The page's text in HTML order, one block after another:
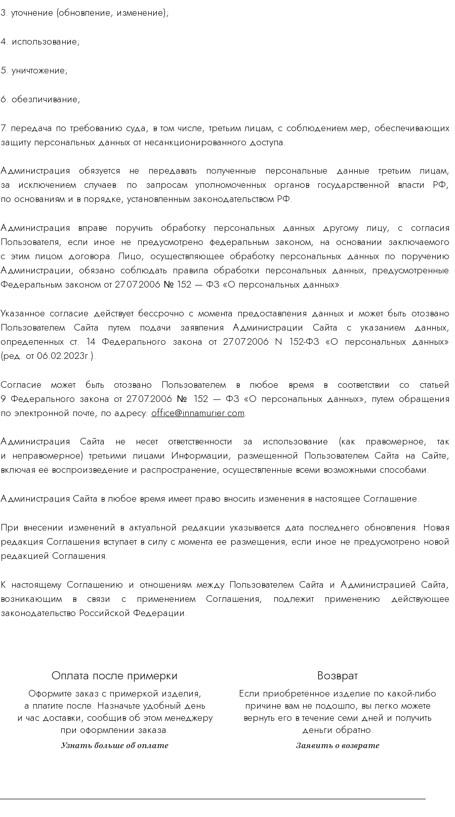
3. уточнение (обновление, изменение);
4. использование;
5. уничтожение;
6. обезличивание;
7. передача по требованию суда, в том числе, третьим лицам, с соблюдением мер, обеспечивающих
защиту персональных данных от несанкционированного доступа.
Администрация обязуется не передавать полученные персональные данные третьим лицам,
за исключением случаев: по запросам уполномоченных органов государственной власти РФ,
по основаниям и в порядке, установленным законодательством РФ.
Администрация вправе поручить обработку персональных данных другому лицу, с согласия
Пользователя, если иное не предусмотрено федеральным законом, на основании заключаемого
с этим лицом договора. Лицо, осуществляющее обработку персональных данных по поручению
Администрации, обязано соблюдать правила обработки персональных данных, предусмотренные
Федеральным законом от 27.07.2006 № 152 — ФЗ «О персональных данных».
Указанное согласие действует бессрочно с момента предоставления данных и может быть отозвано
Пользователем Сайта путем подачи заявления Администрации Сайта с указанием данных,
определенных ст. 14 Федерального закона от 27.07.2006 N 152-ФЗ «О персональных данных»
(ред. от 06.02.2023г.).
Согласие может быть отозвано Пользователем в любое время в соответствии со статьей
9 Федерального закона от 27.07.2006 № 152 — ФЗ «О персональных данных», путем обращения
по электронной почте, по адресу: office@innamurier.com.
Администрация Сайта не несет ответственности за использование (как правомерное, так
и неправомерное) третьими лицами Информации, размещенной Пользователем Сайта на Сайте,
включая её воспроизведение и распространение, осуществленные всеми возможными способами.
Администрация Сайта в любое время имеет право вносить изменения в настоящее Соглашение.
При внесении изменений в актуальной редакции указывается дата последнего обновления. Новая
редакция Соглашения вступает в силу с момента ее размещения, если иное не предусмотрено новой
редакцией Соглашения.
К настоящему Соглашению и отношениям между Пользователем Сайта и Администрацией Сайта,
возникающим в связи с применением Соглашения, подлежит применению действующее
законодательство Российской Федерации.
Оплата после примерки
Оформите заказ с примеркой изделия,
а платите после. Назначьте удобный день
и час доставки, сообщив об этом менеджеру
при оформлении заказа.
Узнать больше об оплате
Возврат
Если приобретённое изделие по какой-либо
причине вам не подошло, вы легко можете
вернуть его в течение семи дней и получить
деньги обратно.
Заявить о возврате